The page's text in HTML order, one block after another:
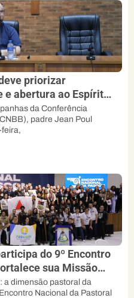
priorizar
e abertura ao Espírito,
da Conferência
padre Jean Poul
feira,
do 9º Encontro
Missão
a dimensão pastoral da
Nacional da Pastoral